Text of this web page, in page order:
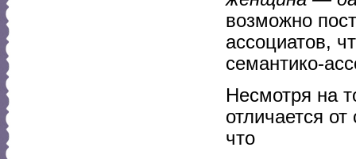
возможно
ассоциатов,
семантико-
Несмотря на
отличается
что